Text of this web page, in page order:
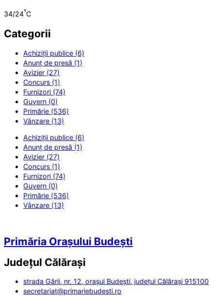
34/24°C
Categorii
Achiziții publice (6)
Anunț de presă (1)
Avizier (27)
Concurs (1)
Furnizori (74)
Guvern (0)
Primărie (536)
Vânzare (13)
Achiziții publice (6)
Anunț de presă (1)
Avizier (27)
Concurs (1)
Furnizori (74)
Guvern (0)
Primărie (536)
Vânzare (13)
Primăria Orașului Budești
Județul Călărași
strada Gării, nr. 12, orașul Budești, județul Călărași 915100
secretariat@primariebudesti.ro